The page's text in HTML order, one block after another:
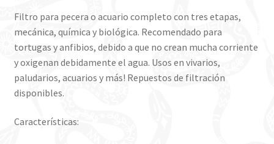
Filtro para pecera o acuario completo con tres etapas,
mecánica, química y biológica. Recomendado para
tortugas y anfibios, debido a que no crean mucha corriente
y oxigenan debidamente el agua. Usos en vivarios,
paludarios, acuarios y más! Repuestos de filtración
disponibles.
Características: